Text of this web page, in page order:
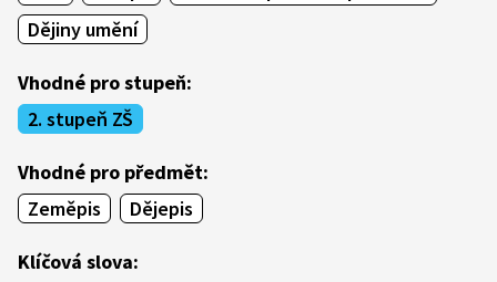
Dějiny umění
Vhodné pro stupeň:
2. stupeň ZŠ
Vhodné pro předmět:
Zeměpis
Dějepis
Klíčová slova: